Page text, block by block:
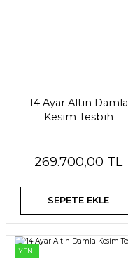
14 Ayar Altın Damla
Kesim Tesbih
269.700,00 TL
SEPETE EKLE
YENİ